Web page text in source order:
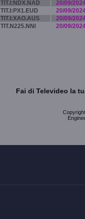
TIT.I:NDX.NAD
20/09/
TIT.I:PX1.EUD
20/09/
TIT.I:XAO.AUS
20/09/
TIT.N225.NNI 20/09/
Fai di Televideo la